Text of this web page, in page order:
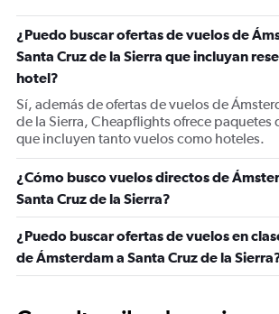
¿Puedo buscar ofertas de vuelos de
Santa Cruz de la Sierra que incluyan
hotel?
Sí, además de ofertas de vuelos de
de la Sierra, Cheapflights ofrece paquetes
que incluyen tanto vuelos como hoteles.
¿Cómo busco vuelos directos de
Santa Cruz de la Sierra?
¿Puedo buscar ofertas de vuelos en
de Ámsterdam a Santa Cruz de la